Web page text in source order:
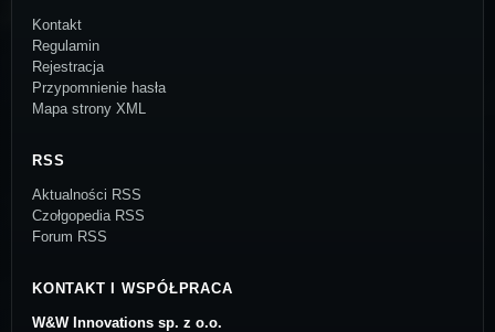
Kontakt
Regulamin
Rejestracja
Przypomnienie hasła
Mapa strony XML
RSS
Aktualności RSS
Czołgopedia RSS
Forum RSS
KONTAKT I WSPÓŁPRACA
W&W Innovations sp. z o.o.